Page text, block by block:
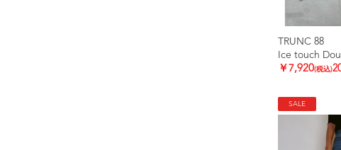
TRUNC 88
￥7,920(税込)
SALE